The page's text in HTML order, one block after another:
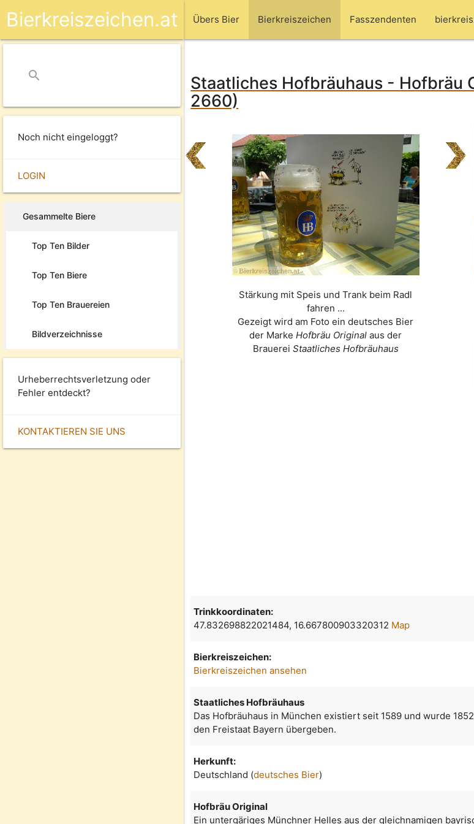
Übers Bier Bierkreiszeichen Fasszendenten
Bierkreiszeichen.at
search
Noch nicht eingeloggt?
LOGIN
Gesammelte Biere
Top Ten Bilder
Top Ten Biere
Top Ten Brauereien
Bildverzeichnisse
Urheberrechtsverletzung oder
Fehler entdeckt?
KONTAKTIEREN SIE UNS
Staatliches Hofbräuhaus - Hofbräu
2660)
Stärkung mit Speis und Trank beim Radl
fahren ...
Gezeigt wird am Foto ein deutsches Bier
der MarkeHofbräu Original aus der
Brauerei Staatliches Hofbräuhaus
Trinkkoordinaten:
47.832698822021484, 16.667800903320312 Map
Bierkreiszeichen:
Bierkreiszeichen ansehen
Staatliches Hofbräuhaus
Das Hofbräuhaus in München existiert seit 1589 und wurde
den Freistaat Bayern übergeben.
Herkunft:
Deutschland (deutsches Bier)
Hofbräu Original
Ein untergäriges Münchner Helles aus der gleichnamigen